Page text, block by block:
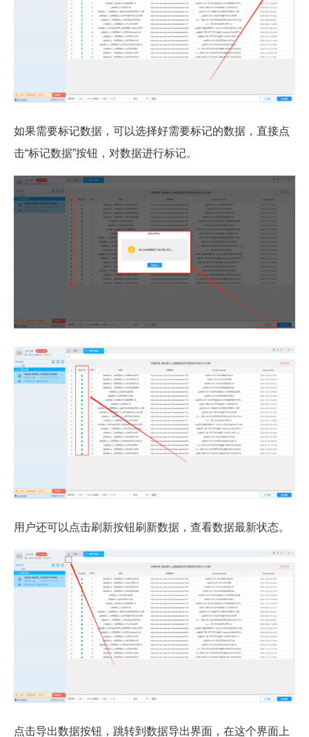
如果需要标记数据，可以选择好需要标记的数据，直接点
击“标记数据”按钮，对数据进行标记。
用户还可以点击刷新按钮刷新数据，查看数据最新状态。
点击导出数据按钮，跳转到数据导出界面，在这个界面上